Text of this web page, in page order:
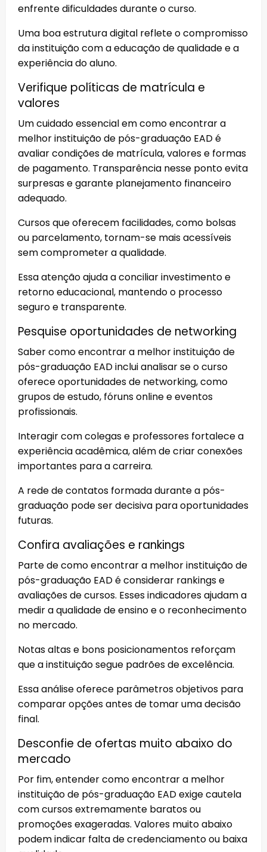
enfrente dificuldades durante o curso.
Uma boa estrutura digital reflete o compromisso
da instituição com a educação de qualidade e a
experiência do aluno.
Verifique políticas de matrícula e
valores
Um cuidado essencial em como encontrar a
melhor instituição de pós-graduação EAD é
avaliar condições de matrícula, valores e formas
de pagamento. Transparência nesse ponto evita
surpresas e garante planejamento financeiro
adequado.
Cursos que oferecem facilidades, como bolsas
ou parcelamento, tornam-se mais acessíveis
sem comprometer a qualidade.
Essa atenção ajuda a conciliar investimento e
retorno educacional, mantendo o processo
seguro e transparente.
Pesquise oportunidades de networking
Saber como encontrar a melhor instituição de
pós-graduação EAD inclui analisar se o curso
oferece oportunidades de networking, como
grupos de estudo, fóruns online e eventos
profissionais.
Interagir com colegas e professores fortalece a
experiência acadêmica, além de criar conexões
importantes para a carreira.
A rede de contatos formada durante a pós-
graduação pode ser decisiva para oportunidades
futuras.
Confira avaliações e rankings
Parte de como encontrar a melhor instituição de
pós-graduação EAD é considerar rankings e
avaliações de cursos. Esses indicadores ajudam a
medir a qualidade de ensino e o reconhecimento
no mercado.
Notas altas e bons posicionamentos reforçam
que a instituição segue padrões de excelência.
Essa análise oferece parâmetros objetivos para
comparar opções antes de tomar uma decisão
final.
Desconfie de ofertas muito abaixo do
mercado
Por fim, entender como encontrar a melhor
instituição de pós-graduação EAD exige cautela
com cursos extremamente baratos ou
promoções exageradas. Valores muito abaixo
podem indicar falta de credenciamento ou baixa